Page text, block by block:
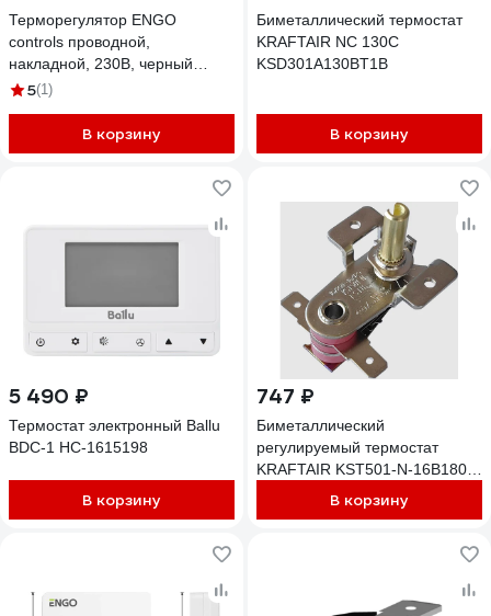
Терморегулятор ENGO
controls проводной,
накладной, 230В, черный
EASY230B
5(1)
В корзину
Биметаллический термостат
KRAFTAIR NC 130C
KSD301A130BT1B
В корзину
5 490 ₽
Термостат электронный Ballu
BDC-1 НС-1615198
В корзину
747 ₽
Биметаллический
регулируемый термостат
KRAFTAIR KST501-N-16B180 с
В корзину